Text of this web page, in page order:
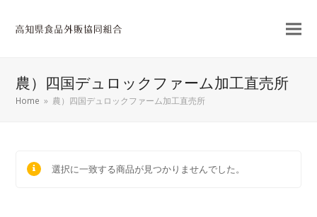
農）四国デュロックファーム加工直売所
Home » 農）四国デュロックファーム加工直売所
選択に一致する商品が見つかりませんでした。